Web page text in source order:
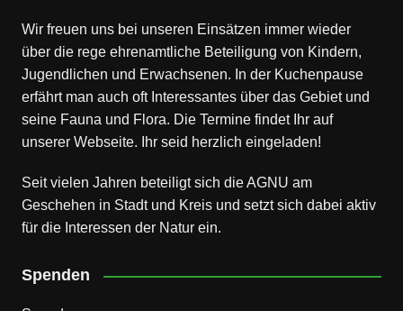
Wir freuen uns bei unseren Einsätzen immer wieder
über die rege ehrenamtliche Beteiligung von Kindern,
Jugendlichen und Erwachsenen. In der Kuchenpause
erfährt man auch oft Interessantes über das Gebiet und
seine Fauna und Flora. Die Termine findet Ihr auf
unserer Webseite. Ihr seid herzlich eingeladen!
Seit vielen Jahren beteiligt sich die AGNU am
Geschehen in Stadt und Kreis und setzt sich dabei aktiv
für die Interessen der Natur ein.
Spenden